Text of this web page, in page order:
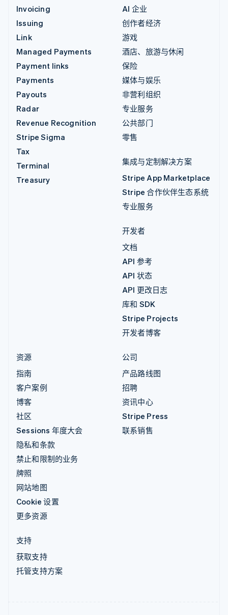
Invoicing
Issuing
Link
Managed Payments
Payment links
Payments
Payouts
Radar
Revenue Recognition
Stripe Sigma
Tax
Terminal
Treasury
AI 企业
创作者经济
游戏
酒店、旅游与休闲
保险
媒体与娱乐
非营利组织
专业服务
公共部门
零售
集成与定制解决方案
Stripe App Marketplace
Stripe 合作伙伴生态系统
专业服务
开发者
文档
API 参考
API 状态
API 更改日志
库和 SDK
Stripe Projects
开发者博客
资源
指南
客户案例
博客
社区
Sessions 年度大会
隐私和条款
禁止和限制的业务
牌照
网站地图
Cookie 设置
更多资源
公司
产品路线图
招聘
资讯中心
Stripe Press
联系销售
支持
获取支持
托管支持方案